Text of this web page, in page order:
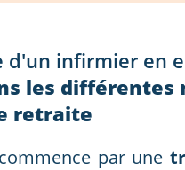
d'un infirmier en
les différentes
retraite
par une